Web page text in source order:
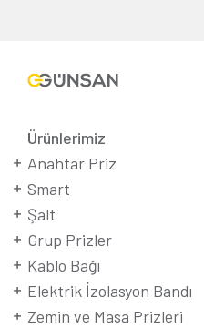
Ürünlerimiz
Anahtar Priz
Smart
Şalt
Grup Prizler
Kablo Bağı
Elektrik İzolasyon Bandı
Zemin ve Masa Prizleri